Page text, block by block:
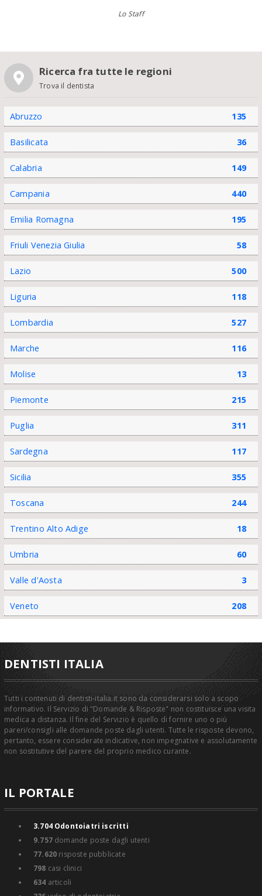
Lo Staff
Ricerca fra tutte le regioni
Trova il dentista
Abruzzo 135
Basilicata 36
Calabria 149
Campania 440
Emilia Romagna 195
Friuli Venezia Giulia 58
Lazio 500
Liguria 118
Lombardia 527
Marche 116
Molise 13
Piemonte 215
Puglia 311
Sardegna 117
Sicilia 355
Toscana 244
Trentino Alto Adige 18
Umbria 60
Valle d'Aosta 3
Veneto 208
DENTISTI ITALIA
Tutti i contenuti di dentisti-italia.it sono da considerarsi solo a scopo
informativo. Il Servizio di "Domande & Risposte" non costituisce una visita
medica a distanza. Il fine del Servizio è quello di fornire uno o più
pareri/consigli alle domande poste dagli utenti. Tutte le risposte devono,
pertanto, essere considerate indicative, non impegnative e assolutamente
non sostitutive del parere del proprio medico curante.
IL PORTALE
3.704Odontoiatri iscritti
9.757domande poste dagli utenti
77.620 risposte pubblicate
798 casi clinici
634 articoli